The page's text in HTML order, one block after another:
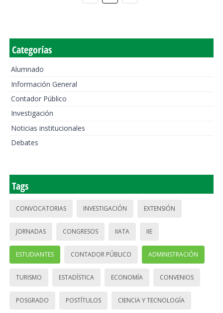
Categorías
Alumnado
Información General
Contador Público
Investigación
Noticias institucionales
Debates
Tags
CONVOCATORIAS INVESTIGACIÓN EXTENSIÓN
JORNADAS CONGRESOS IIATA IIE
ESTUDIANTES CONTADOR PÚBLICO ADMINISTRACIÓN
TURISMO ESTADÍSTICA ECONOMÍA CONVENIOS
POSGRADO POSTÍTULOS CIENCIA Y TECNOLOGÍA